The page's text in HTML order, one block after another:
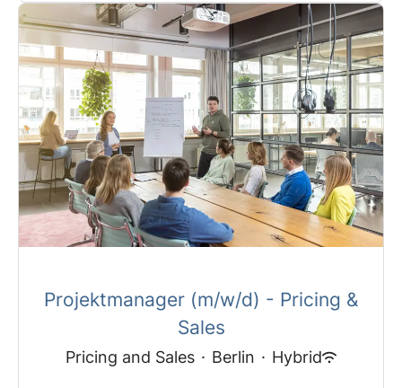
Projektmanager (m/w/d) - Pricing &
Sales
Pricing and Sales · Berlin · Hybrid